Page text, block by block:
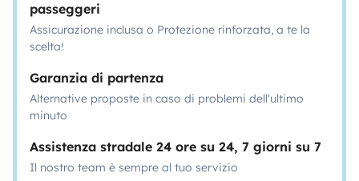
passeggeri
Assicurazione inclusa o Protezione rinforzata, a te la
scelta!
Garanzia di partenza
Alternative proposte in caso di problemi dell'ultimo
minuto
Assistenza stradale 24 ore su 24, 7 giorni su 7
Il nostro team è sempre al tuo servizio